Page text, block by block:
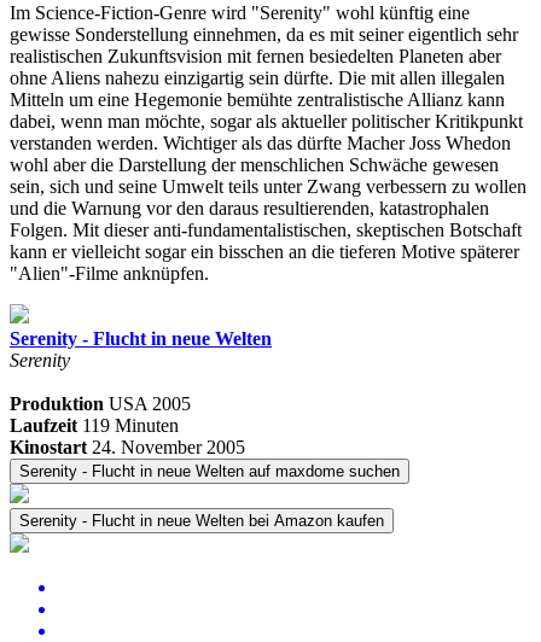
Im Science-Fiction-Genre wird "Serenity" wohl künftig eine
gewisse Sonderstellung einnehmen, da es mit seiner eigentlich sehr
realistischen Zukunftsvision mit fernen besiedelten Planeten aber
ohne Aliens nahezu einzigartig sein dürfte. Die mit allen illegalen
Mitteln um eine Hegemonie bemühte zentralistische Allianz kann
dabei, wenn man möchte, sogar als aktueller politischer Kritikpunkt
verstanden werden. Wichtiger als das dürfte Macher Joss Whedon
wohl aber die Darstellung der menschlichen Schwäche gewesen
sein, sich und seine Umwelt teils unter Zwang verbessern zu wollen
und die Warnung vor den daraus resultierenden, katastrophalen
Folgen. Mit dieser anti-fundamentalistischen, skeptischen Botschaft
kann er vielleicht sogar ein bisschen an die tieferen Motive späterer
"Alien"-Filme anknüpfen.
Serenity - Flucht in neue Welten
Serenity
Produktion USA 2005
Laufzeit 119 Minuten
Kinostart 24. November 2005
Serenity - Flucht in neue Welten auf maxdome suchen
Serenity - Flucht in neue Welten bei Amazon kaufen